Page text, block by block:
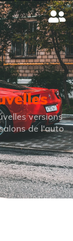
versions
de l'auto